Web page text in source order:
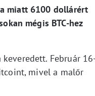
miatt 6100 dollárért
mégis BTC-hez
Február
mivel a malőr